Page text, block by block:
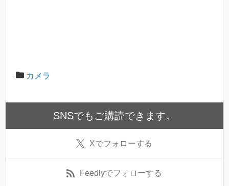
カメラ
SNSでもご購読できます。
Xでフォローする
Feedlyでフォローする